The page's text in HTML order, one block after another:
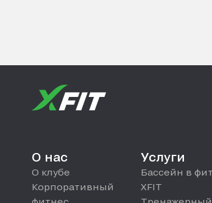
О нас
О клубе
Корпоративный
Услуги
Бассейн в
XFIT